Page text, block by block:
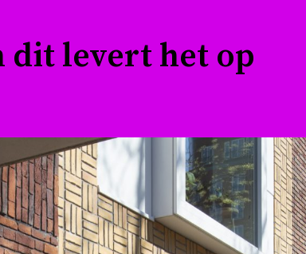
dit levert het op